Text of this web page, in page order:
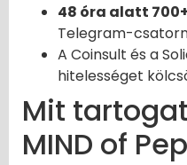
48 óra alatt
Telegram-
A Coinsult és a
hitelességet
Mit
MIND of